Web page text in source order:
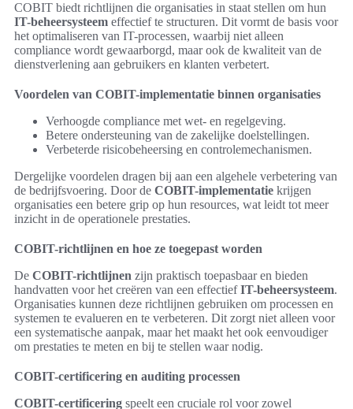
COBIT biedt richtlijnen die organisaties in staat stellen om hun
IT-beheersysteem effectief te structuren. Dit vormt de basis voor
het optimaliseren van IT-processen, waarbij niet alleen
compliance wordt gewaarborgd, maar ook de kwaliteit van de
dienstverlening aan gebruikers en klanten verbetert.
Voordelen van COBIT-implementatie binnen organisaties
Verhoogde compliance met wet- en regelgeving.
Betere ondersteuning van de zakelijke doelstellingen.
Verbeterde risicobeheersing en controlemechanismen.
Dergelijke voordelen dragen bij aan een algehele verbetering van
de bedrijfsvoering. Door de COBIT-implementatie krijgen
organisaties een betere grip op hun resources, wat leidt tot meer
inzicht in de operationele prestaties.
COBIT-richtlijnen en hoe ze toegepast worden
De COBIT-richtlijnen zijn praktisch toepasbaar en bieden
handvatten voor het creëren van een effectiefIT-beheersysteem.
Organisaties kunnen deze richtlijnen gebruiken om processen en
systemen te evalueren en te verbeteren. Dit zorgt niet alleen voor
een systematische aanpak, maar het maakt het ook eenvoudiger
om prestaties te meten en bij te stellen waar nodig.
COBIT-certificering en auditing processen
COBIT-certificering speelt een cruciale rol voor zowel